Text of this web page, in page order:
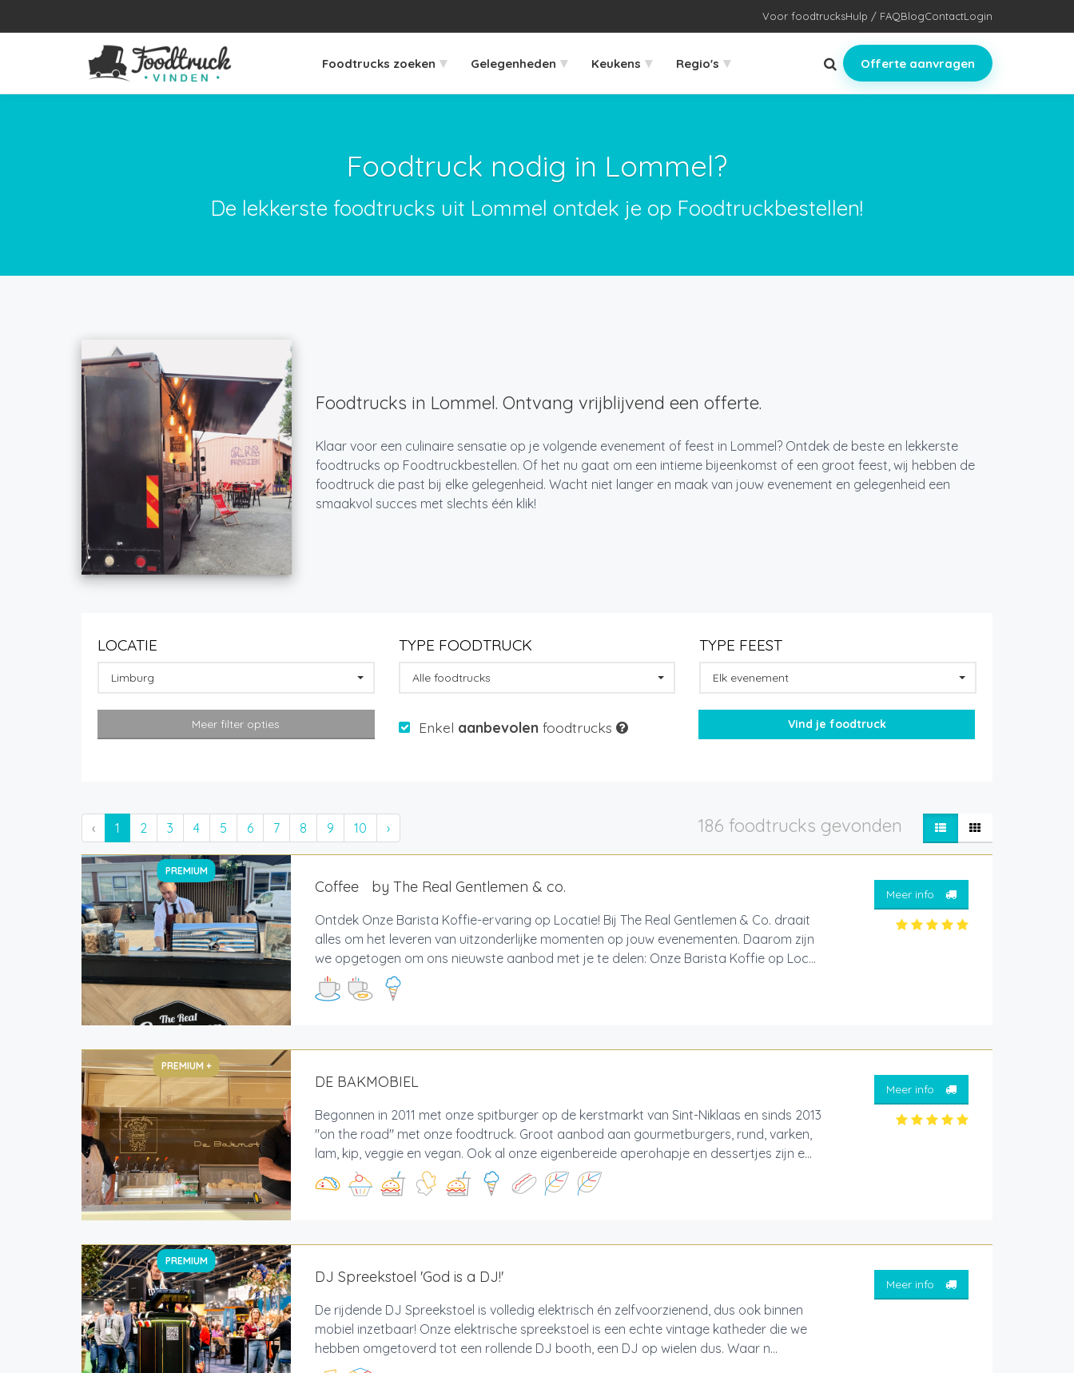
Voor foodtrucksHulp / FAQBlogContactLogin
Foodtrucks zoeken ▾ Gelegenheden ▾ Keukens ▾ Regio's ▾ Offerte aanvragen
Foodtruck nodig in Lommel?
De lekkerste foodtrucks uit Lommel ontdek je op Foodtruckbestellen!
Foodtrucks in Lommel. Ontvang vrijblijvend een offerte.
Klaar voor een culinaire sensatie op je volgende evenement of feest in Lommel? Ontdek de beste en lekkerste
foodtrucks op Foodtruckbestellen. Of het nu gaat om een intieme bijeenkomst of een groot feest, wij hebben de
foodtruck die past bij elke gelegenheid. Wacht niet langer en maak van jouw evenement en gelegenheid een
smaakvol succes met slechts één klik!
LOCATIE
Limburg
TYPE FOODTRUCK
Alle foodtrucks
TYPE FEEST
Elk evenement
Meer filter opties Enkel aanbevolen foodtrucks
‹ 1 2 3 4 5 6 7 8 9 10 › 186 foodtrucks gevonden
PREMIUM
Coffee by The Real Gentlemen & co.
Ontdek Onze Barista Koffie-ervaring op Locatie! Bij The Real Gentlemen & Co. draait
alles om het leveren van uitzonderlijke momenten op jouw evenementen. Daarom zijn
we opgetogen om ons nieuwste aanbod met je te delen: Onze Barista Koffie op Loc...
Meer info
PREMIUM +
DE BAKMOBIEL
Begonnen in 2011 met onze spitburger op de kerstmarkt van Sint-Niklaas en sinds 2013
"on the road" met onze foodtruck. Groot aanbod aan gourmetburgers, rund, varken,
lam, kip, veggie en vegan. Ook al onze eigenbereide aperohapje en dessertjes zijn e...
Meer info
PREMIUM
DJ Spreekstoel 'God is a DJ!'
De rijdende DJ Spreekstoel is volledig elektrisch én zelfvoorzienend, dus ook binnen
mobiel inzetbaar! Onze elektrische spreekstoel is een echte vintage katheder die we
hebben omgetoverd tot een rollende DJ booth, een DJ op wielen dus. Waar n...
Meer info